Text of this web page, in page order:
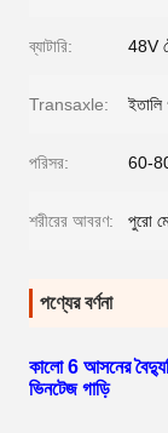
ব্যাটারি: 48V
Transaxle: ইতালি
পরিসর: 60-
শরীরের আবরণ: পুরো
পণ্যের বর্ণনা
কালো 6 আসনের
ভিনটেজ গাড়ি